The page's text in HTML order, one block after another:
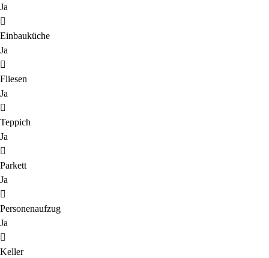
Ja
Einbauküche
Ja
Fliesen
Ja
Teppich
Ja
Parkett
Ja
Personenaufzug
Ja
Keller